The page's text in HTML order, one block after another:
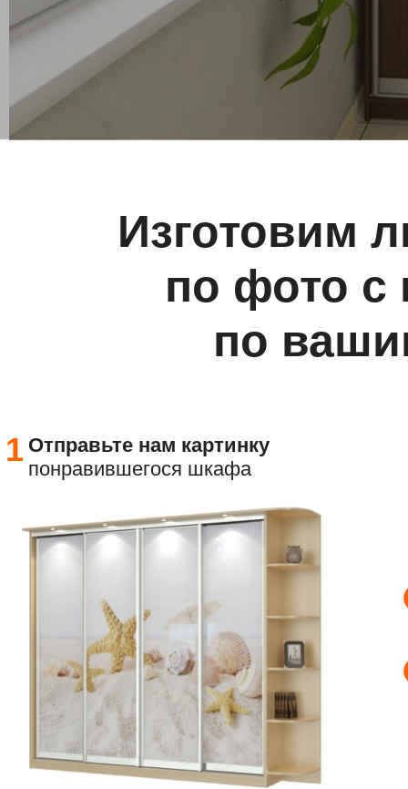
Отправьте нам картинку
понравившегося шкафа
1
Изготовим
по фото с
по